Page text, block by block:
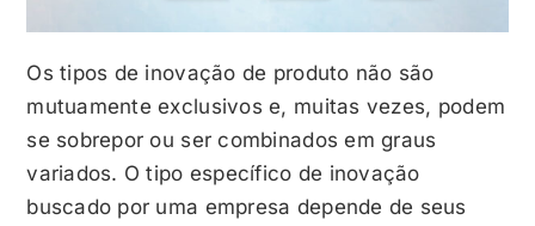
Os tipos de inovação de produto não são
mutuamente exclusivos e, muitas vezes, podem
se sobrepor ou ser combinados em graus
variados. O tipo específico de inovação
buscado por uma empresa depende de seus